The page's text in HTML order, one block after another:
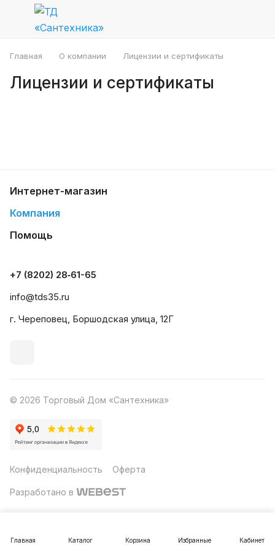
Главная О компании Лицензии и сертификаты
Лицензии и сертификаты
Главная Каталог Корзина Избранные Кабинет
Интернет-магазин
Компания
Помощь
+7 (8202) 28‑61-65
info@tds35.ru
г. Череповец, Боршодская улица, 12Г
© 2026 Торговый Дом «Сантехника»
Конфиденциальность Оферта
Разработано в